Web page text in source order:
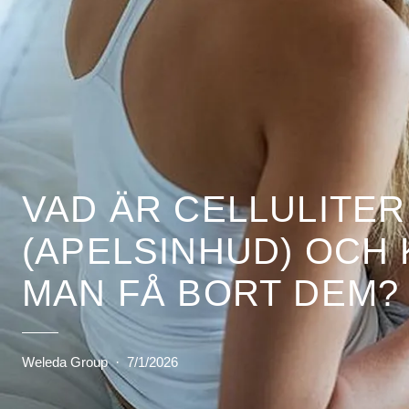
VAD ÄR CELLULITER
(APELSINHUD) OCH
MAN FÅ BORT DEM?
Weleda Group · 7/1/2026